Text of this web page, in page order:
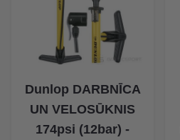
Dunlop DARBNĪCA
UN VELOSŪKNIS
174psi (12bar) -